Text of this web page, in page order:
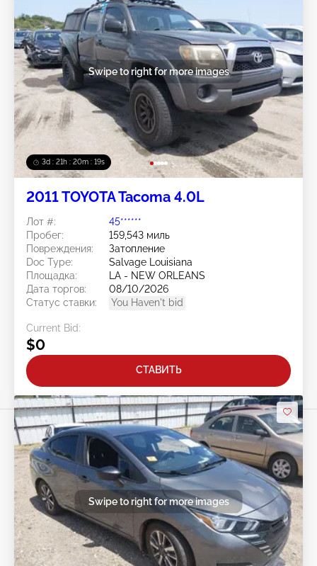
3d : 21h : 20m : 15s
Swipe to right for more images
2011 TOYOTA Tacoma 4.0L
Лот #:
45******
Пробег:
159,543 миль
Повреждения:
Затопление
Doc Type:
Salvage Louisiana
Площадка:
LA - NEW ORLEANS
Дата торгов:
08/10/2026
Статус ставки:
You Haven't bid
Current Bid:
$0
СТАВИТЬ
Swipe to right for more images